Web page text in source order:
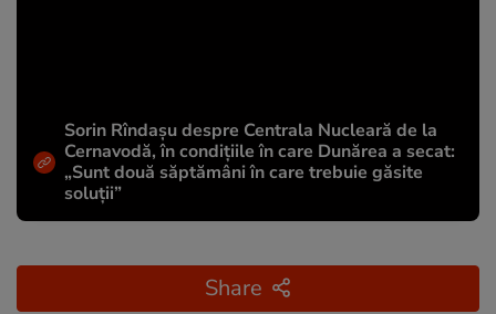
Sorin Rîndașu despre Centrala Nucleară de la
Cernavodă, în condițiile în care Dunărea a secat:
„Sunt două săptămâni în care trebuie găsite
soluții”
Share